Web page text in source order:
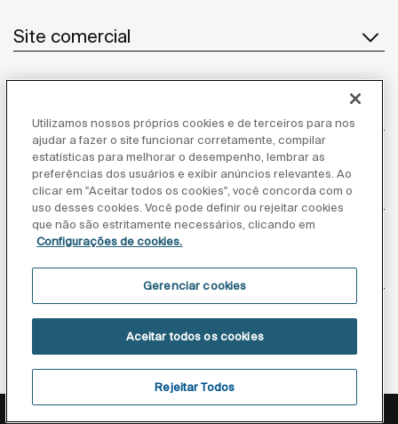
Site comercial
Notícias
Atendimento ao cliente
Fornecedores
Siga-nos
Utilizamos nossos próprios cookies e de terceiros para nos
ajudar a fazer o site funcionar corretamente, compilar
estatísticas para melhorar o desempenho, lembrar as
preferências dos usuários e exibir anúncios relevantes. Ao
clicar em "Aceitar todos os cookies", você concorda com o
uso desses cookies. Você pode definir ou rejeitar cookies
que não são estritamente necessários, clicando em
Configurações de cookies.
Gerenciar cookies
Rejeitar Todos
Aceitar todos os cookies